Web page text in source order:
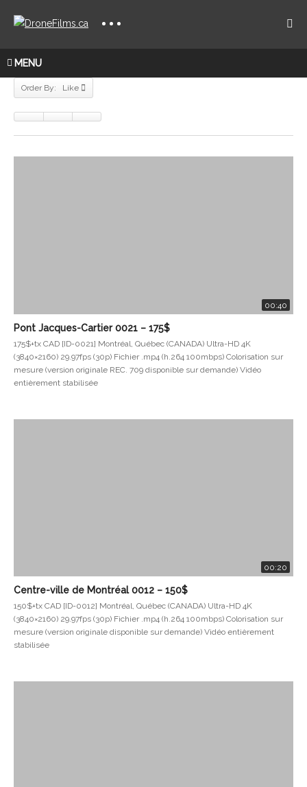
MENU
Order By: Like
00:40
Pont Jacques-Cartier 0021 – 175$
175$+tx CAD [ID-0021] Montréal, Québec (CANADA) Ultra-HD 4K
(3840×2160) 29.97fps (30p) Fichier .mp4 (h.264 100mbps) Colorisation sur
mesure (version originale REC. 709 disponible sur demande) Vidéo
entièrement stabilisée
00:20
Centre-ville de Montréal 0012 – 150$
150$+tx CAD [ID-0012] Montréal, Québec (CANADA) Ultra-HD 4K
(3840×2160) 29.97fps (30p) Fichier .mp4 (h.264 100mbps) Colorisation sur
mesure (version originale disponible sur demande) Vidéo entièrement
stabilisée